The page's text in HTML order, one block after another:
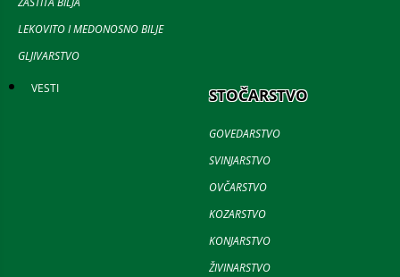
LEKOVITO I MEDONOSNO BILJE
GLJIVARSTVO
VESTI STOČARSTVO
GOVEDARSTVO
SVINJARSTVO
OVČARSTVO
KOZARSTVO
KONJARSTVO
ŽIVINARSTVO